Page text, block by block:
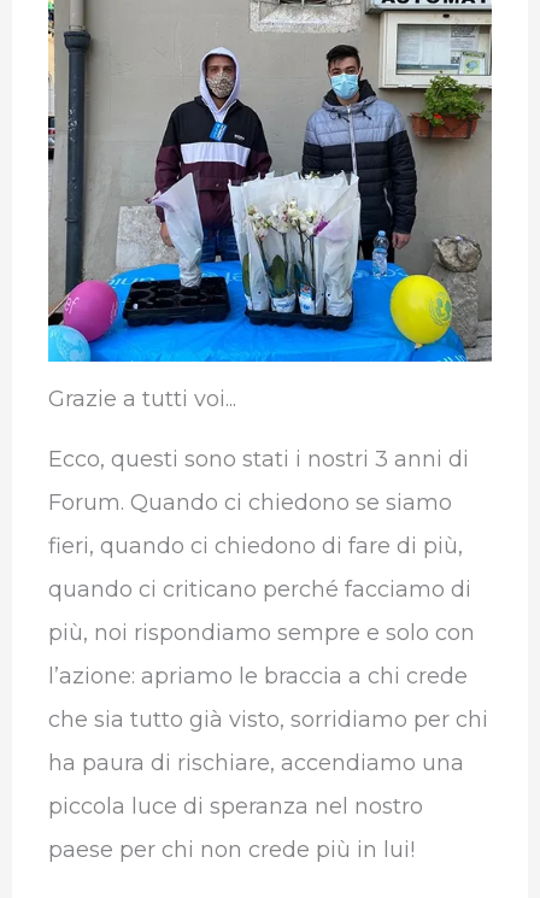
Grazie a tutti voi...
Ecco, questi sono stati i nostri 3 anni di
Forum. Quando ci chiedono se siamo
fieri, quando ci chiedono di fare di più,
quando ci criticano perché facciamo di
più, noi rispondiamo sempre e solo con
l’azione: apriamo le braccia a chi crede
che sia tutto già visto, sorridiamo per chi
ha paura di rischiare, accendiamo una
piccola luce di speranza nel nostro
paese per chi non crede più in lui!